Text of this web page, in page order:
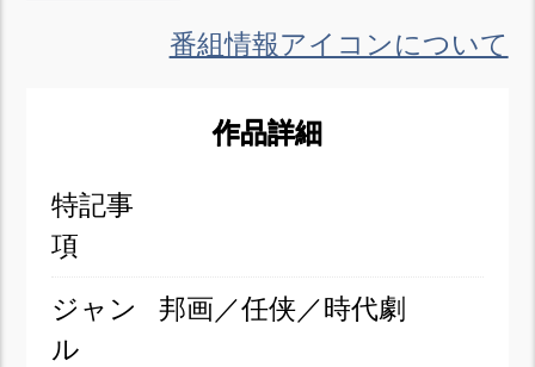
番組情報アイコンについて
作品詳細
特記事
項
ジャン
ル
邦画／任侠／時代劇